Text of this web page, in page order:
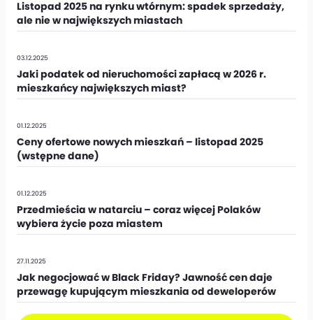
Listopad 2025 na rynku wtórnym: spadek sprzedaży,
ale nie w największych miastach
03.12.2025
Jaki podatek od nieruchomości zapłacą w 2026 r.
mieszkańcy największych miast?
01.12.2025
Ceny ofertowe nowych mieszkań – listopad 2025
(wstępne dane)
01.12.2025
Przedmieścia w natarciu – coraz więcej Polaków
wybiera życie poza miastem
27.11.2025
Jak negocjować w Black Friday? Jawność cen daje
przewagę kupującym mieszkania od deweloperów